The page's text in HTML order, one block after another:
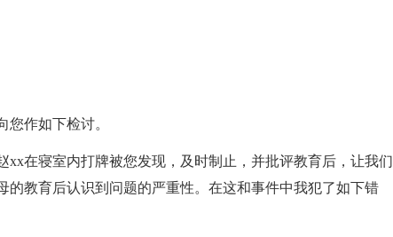
作如下检讨。
xx在寝室内打牌被您发现，及时制止，并批评教育后，让我们
的教育后认识到问题的严重性。在这和事件中我犯了如下错